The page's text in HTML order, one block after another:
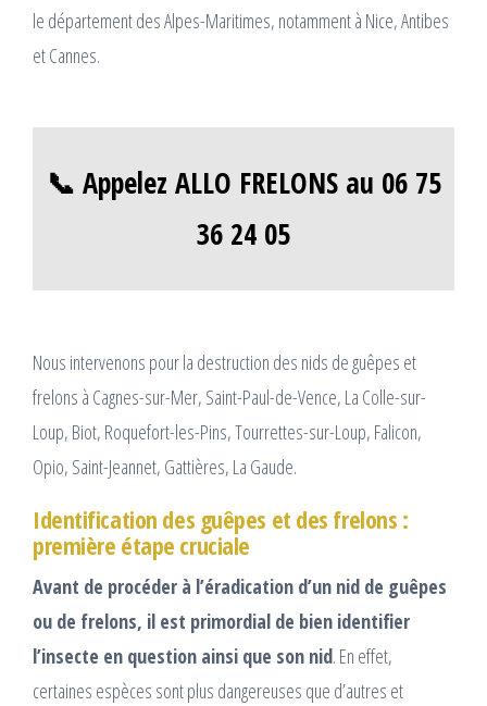
le département des Alpes-Maritimes, notamment à Nice, Antibes
et Cannes.
📞 Appelez ALLO FRELONS au 06 75
36 24 05
Nous intervenons pour la destruction des nids de guêpes et
frelons à Cagnes-sur-Mer, Saint-Paul-de-Vence, La Colle-sur-
Loup, Biot, Roquefort-les-Pins, Tourrettes-sur-Loup, Falicon,
Opio, Saint-Jeannet, Gattières, La Gaude.
Identification des guêpes et des frelons :
première étape cruciale
Avant de procéder à l’éradication d’un nid de guêpes
ou de frelons, il est primordial de bien identifier
l’insecte en question ainsi que son nid. En effet,
certaines espèces sont plus dangereuses que d’autres et